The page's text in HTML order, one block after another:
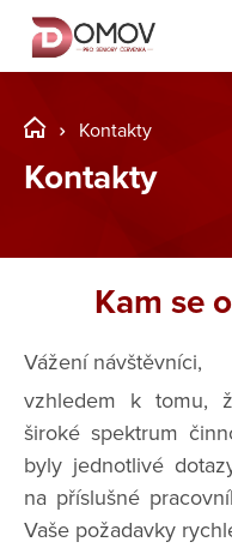
Kontakty
Kontakty
Kam se
Vážení návštěvníci,
vzhledem k tomu,
široké spektrum
byly jednotlivé
na příslušné
Vaše požadavky